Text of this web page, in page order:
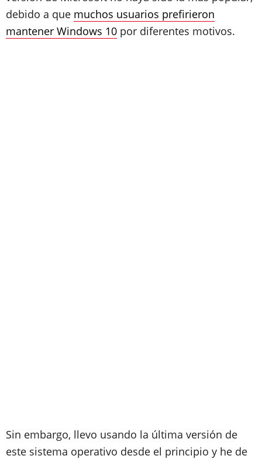
debido a que muchos usuarios prefirieron
mantener Windows 10 por diferentes motivos.
Sin embargo, llevo usando la última versión de
este sistema operativo desde el principio y he de